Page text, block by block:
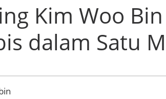
Kim Woo
dalam Satu